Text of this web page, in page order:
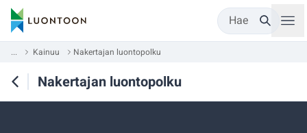
Hae
... Kainuu Nakertajan luontopolku
Nakertajan luontopolku